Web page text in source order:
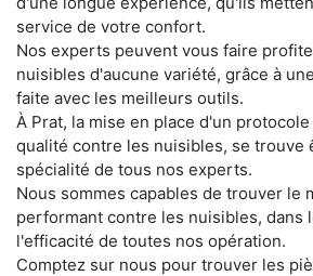
service de votre confort.
Nos experts peuvent vous faire
nuisibles d'aucune variété, grâce à
faite avec les meilleurs outils.
À Prat, la mise en place d'un
qualité contre les nuisibles, se trouve
spécialité de tous nos experts.
Nous sommes capables de trouver le
performant contre les nuisibles, dans
l'efficacité de toutes nos opération.
Comptez sur nous pour trouver les